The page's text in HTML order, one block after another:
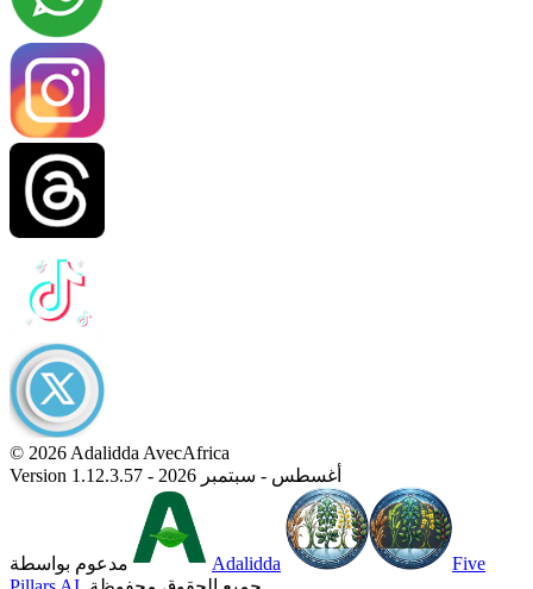
© 2026 Adalidda AvecAfrica
Version 1.12.3.57 - أغسطس - سبتمبر 2026
مدعوم بواسطة Adalidda
Five